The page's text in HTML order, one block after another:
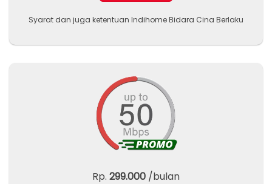
Syarat dan juga ketentuan Indihome Bidara Cina Berlaku
Rp. 299.000 /bulan